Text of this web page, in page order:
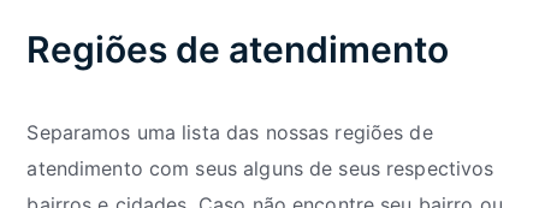
Regiões de atendimento
Separamos uma lista das nossas regiões de
atendimento com seus alguns de seus respectivos